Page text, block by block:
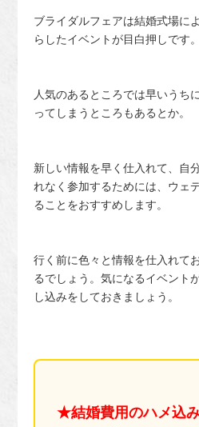
ブライダルフェアは結婚式場に
らしたイベントが目白押しです。
人気のあるところでは早いうち
ってしまうところもあるとか。
新しい情報を早く仕入れて、自
れなく参加するためには、ウェ
ることをおすすめします。
行く前に色々と情報を仕入れて
るでしょう。気になるイベント
し込みをしておきましょう。
★結婚費用のハメ込